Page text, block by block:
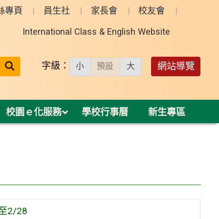
專頁 員生社 家長會 校友會
International Class & English Website
送出 字級： 小 預設 大 網站導覽
校園ｅ化服務 學校行事曆 新生專區
2/28